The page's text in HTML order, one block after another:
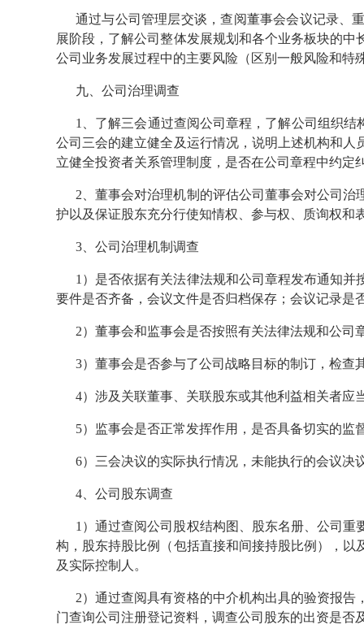
通过与公司管理层交谈，查阅董事会会议记录、
展阶段，了解公司整体发展规划和各个业务板块的
公司业务发展过程中的主要风险（区别一般风险和特
九、公司治理调查
1、了解三会通过查阅公司章程，了解公司组织
公司三会的建立健全及运行情况，说明上述机构和
立健全投资者关系管理制度，是否在公司章程中约定
2、董事会对治理机制的评估公司董事会对公司
护以及保证股东充分行使知情权、参与权、质询权
3、公司治理机制调查
1）是否依据有关法律法规和公司章程发布通知
要件是否齐备，会议文件是否归档保存；会议记录是
2）董事会和监事会是否按照有关法律法规和公司
3）董事会是否参与了公司战略目标的制订，检
4）涉及关联董事、关联股东或其他利益相关者
5）监事会是否正常发挥作用，是否具备切实的
6）三会决议的实际执行情况，未能执行的会议
4、公司股东调查
1）通过查阅公司股权结构图、股东名册、公司
构，股东持股比例（包括直接和间接持股比例），
及实际控制人。
2）通过查阅具有资格的中介机构出具的验资报
门查询公司注册登记资料，调查公司股东的出资是